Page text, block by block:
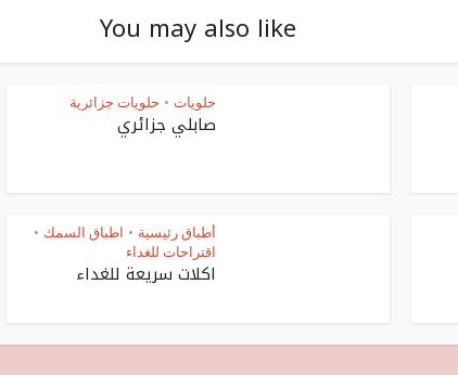
You may also like
حلويات • حلويات جزائرية
صابلي جزائري
أطباق رئيسية • اطباق السمك •
اقتراحات للغداء
اكلات سريعة للغداء